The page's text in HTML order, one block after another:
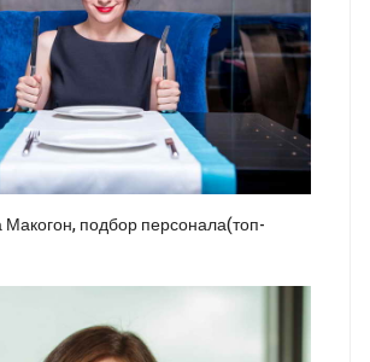
Макогон, подбор персонала(топ-